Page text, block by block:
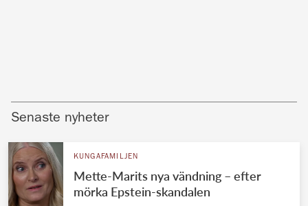
Senaste nyheter
KUNGAFAMILJEN
Mette-Marits nya vändning – efter
mörka Epstein-skandalen